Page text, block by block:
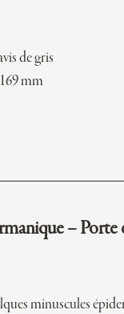
de gris
mm
– Porte
minuscules